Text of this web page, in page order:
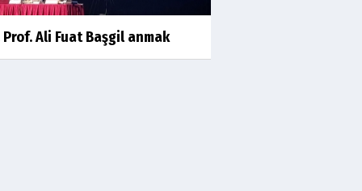
kıssalarından biri RIZK
Arşiv haberlerimiz
Prof. Ali Fuat Başgil anmak